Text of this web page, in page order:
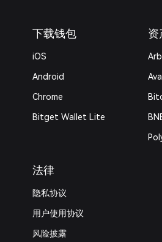
下载钱包
iOS
Android
Chrome
Bitget Wallet Lite
法律
隐私协议
用户使用协议
风险披露
资